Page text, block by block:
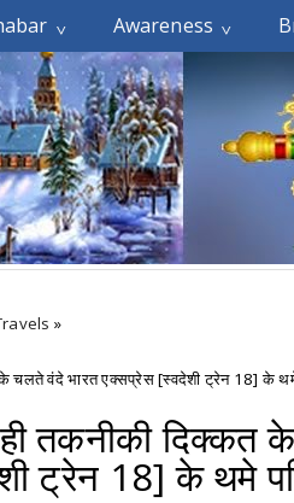
Awareness
»
के चलते वंदे भारत एक्सप्रेस [स्वदेशी ट्रेन 18] के
तकनीकी दिक्कत
ट्रेन 18] के थमे